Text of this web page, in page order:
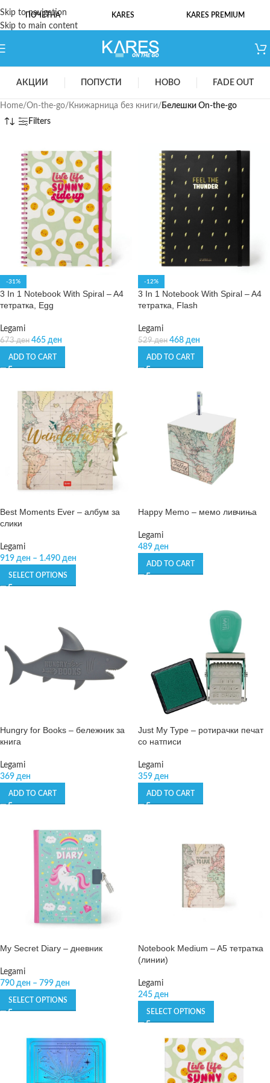
Skip to navigation
Skip to main content
ПОЧЕТНА KARES KARES PREMIUM
АКЦИИ ПОПУСТИ НОВО FADE OUT
Home/On-the-go/ Книжарница без книги/ Белешки On-the-go
Filters
-31%
3 In 1 Notebook With Spiral – A4
тетратка, Egg
Legami
673ден 465 ден
ADD TO CART
-12%
3 In 1 Notebook With Spiral – A4
тетратка, Flash
Legami
529ден 468 ден
ADD TO CART
Best Moments Ever – албум за
слики
Legami
919 ден – 1.490 ден
SELECT OPTIONS
Happy Memo – мемо ливчиња
Legami
489 ден
ADD TO CART
Hungry for Books – бележник за
книга
Legami
369 ден
ADD TO CART
Just My Type – ротирачки печат
со натписи
Legami
359 ден
ADD TO CART
My Secret Diary – дневник
Legami
790 ден – 799 ден
SELECT OPTIONS
Notebook Medium – A5 тетратка
(линии)
Legami
245 ден
SELECT OPTIONS